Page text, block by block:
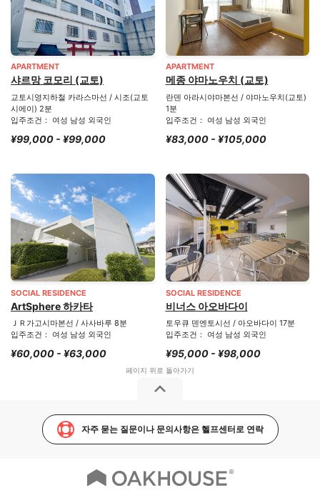
APARTMENT
샤르망 코모리 (교토)
교토시영지하철 카라스마선 / 시조(교토
시에이) 2분
입주조건： 여성 남성 외국인
¥99,000 - ¥99,000
APARTMENT
메종 야마노우치 (교토)
란덴 아라시야마본선 / 야마노우치(교토)
1분
입주조건： 여성 남성 외국인
¥83,000 - ¥105,000
SOCIAL RESIDENCE
ArtSphere 하카타
ＪＲ가고시마본선 / 사사바루 8분
입주조건： 여성 남성 외국인
¥60,000 - ¥63,000
SOCIAL RESIDENCE
비너스 아오바다이
토우큐 덴엔토시선 / 아오바다이 17분
입주조건： 여성 남성 외국인
¥95,000 - ¥98,000
자주 묻는 질문이나 문의사항은 헬프센터로 연락